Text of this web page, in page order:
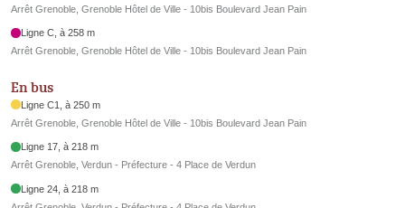
Arrêt Grenoble, Grenoble Hôtel de Ville - 10bis Boulevard Jean Pain
Ligne C, à 258 m
Arrêt Grenoble, Grenoble Hôtel de Ville - 10bis Boulevard Jean Pain
En bus
Ligne C1, à 250 m
Arrêt Grenoble, Grenoble Hôtel de Ville - 10bis Boulevard Jean Pain
Ligne 17, à 218 m
Arrêt Grenoble, Verdun - Préfecture - 4 Place de Verdun
Ligne 24, à 218 m